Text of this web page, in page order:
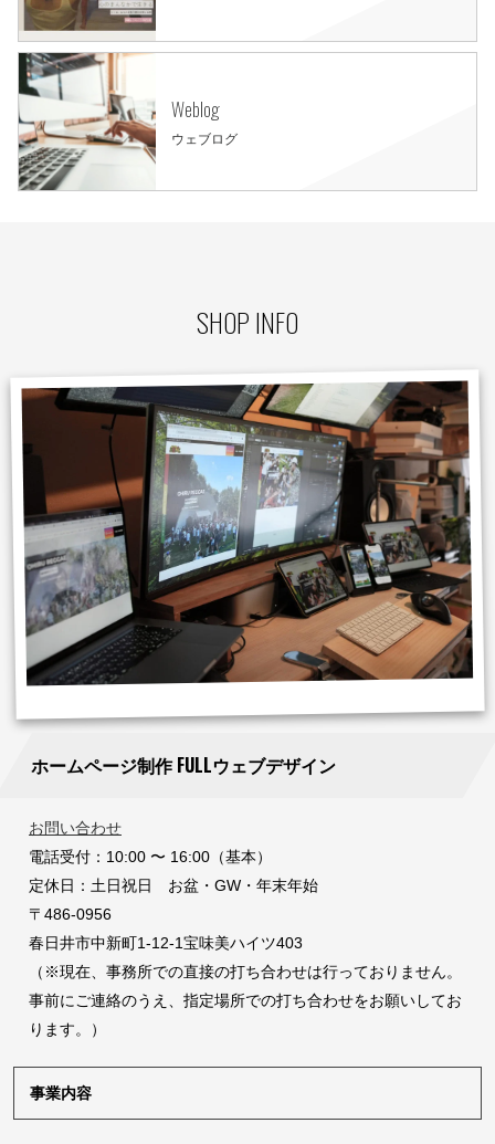
Weblog
ウェブログ
SHOP INFO
ホームページ制作 FULLウェブデザイン
お問い合わせ
電話受付：10:00 〜 16:00（基本）
定休日：土日祝日 お盆・GW・年末年始
〒486-0956
春日井市中新町1-12-1宝味美ハイツ403
（※現在、事務所での直接の打ち合わせは行っておりません。
事前にご連絡のうえ、指定場所での打ち合わせをお願いしてお
ります。）
事業内容